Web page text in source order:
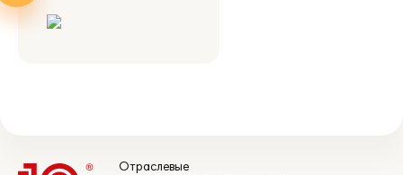
Отраслевые